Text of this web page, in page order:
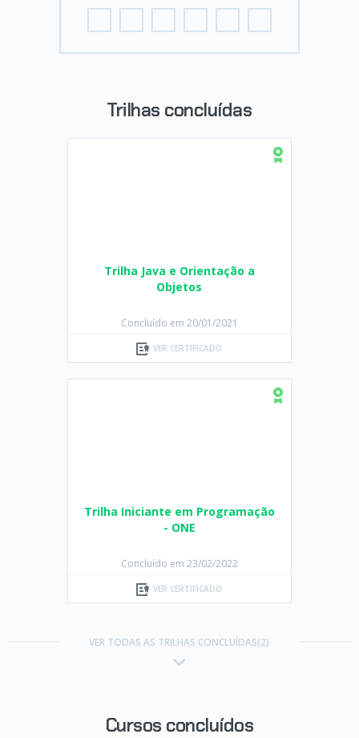
Trilhas concluídas
Trilha Java e Orientação a
Objetos
Concluído em 20/01/2021
VER CERTIFICADO
Trilha Iniciante em Programação
- ONE
Concluído em 23/02/2022
VER CERTIFICADO
VER TODAS AS TRILHAS CONCLUÍDAS(2)
Cursos concluídos